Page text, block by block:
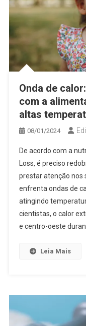
Onda de
com a
altas
08/01/2024
De acordo com a
Loss, é preciso
prestar atenção nos
enfrenta ondas de
atingindo
cientistas, o calor
e centro-oeste
Leia Mais